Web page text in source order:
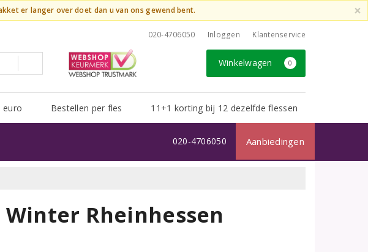
er langer over doet dan u van ons gewend bent. ×
020-4706050 Inloggen Klantenservice
Winkelwagen 0
euro Bestellen per fles 11+1 korting bij 12 dezelfde flessen
Aanbiedingen
020-4706050
Rheinhessen